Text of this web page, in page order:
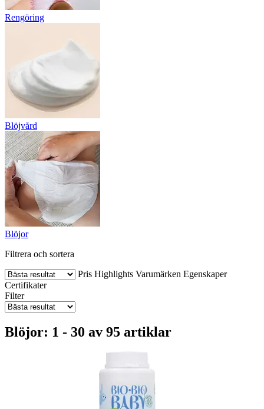
Rengöring
Blöjvård
Blöjor
Filtrera och sortera
Pris Highlights Varumärken Egenskaper
Certifikater
Filter
Blöjor: 1 - 30 av 95 artiklar